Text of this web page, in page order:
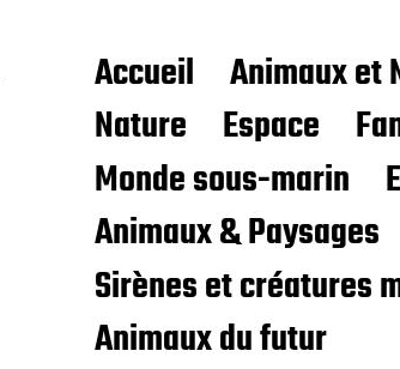
Accueil Animaux et
Nature
Espace
Monde sous-marin
Animaux & Paysages
Sirènes et créatures
Animaux du futur